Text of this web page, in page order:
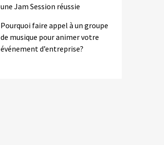
une Jam Session réussie
Pourquoi faire appel à un groupe
de musique pour animer votre
événement d’entreprise?